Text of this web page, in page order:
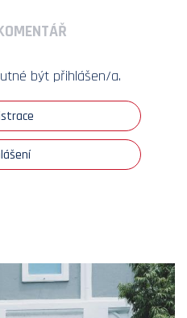
být přihlášen/a.